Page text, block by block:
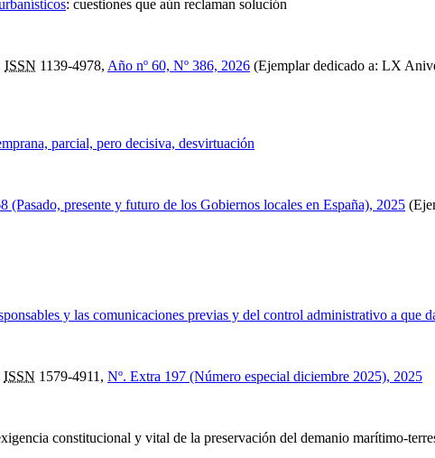
: cuestiones que aún reclaman solución
ISSN 1139-4978, Año nº 60, Nº 386, 2026 (Ejemplar dedicado a: LX
parcial, pero decisiva, desvirtuación
(Pasado, presente y futuro de los Gobiernos locales en España), 2025
y las comunicaciones previas y del control administrativo a que
ISSN 1579-4911, Nº. Extra 197 (Número especial diciembre 2025), 2025
constitucional y vital de la preservación del demanio marítimo-